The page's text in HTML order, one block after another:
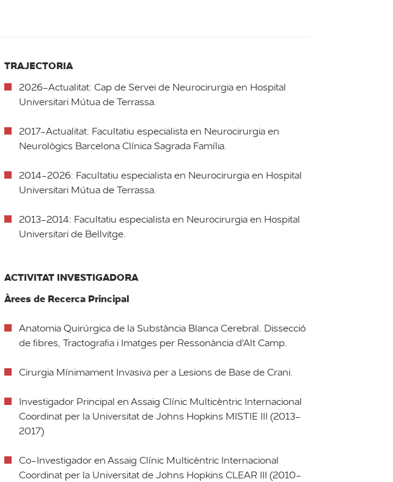
TRAJECTORIA
2026-Actualitat: Cap de Servei de Neurocirurgia en Hospital
Universitari Mútua de Terrassa.
2017-Actualitat: Facultatiu especialista en Neurocirurgia en
Neurològics Barcelona Clínica Sagrada Família.
2014-2026: Facultatiu especialista en Neurocirurgia en Hospital
Universitari Mútua de Terrassa.
2013-2014: Facultatiu especialista en Neurocirurgia en Hospital
Universitari de Bellvitge.
ACTIVITAT INVESTIGADORA
Àrees de Recerca Principal
Anatomia Quirúrgica de la Substància Blanca Cerebral. Dissecció
de fibres, Tractografia i Imatges per Ressonància d'Alt Camp.
Cirurgia Mínimament Invasiva per a Lesions de Base de Crani.
Investigador Principal en Assaig Clínic Multicèntric Internacional
Coordinat per la Universitat de Johns Hopkins MISTIE III (2013-
2017)
Co-Investigador en Assaig Clínic Multicèntric Internacional
Coordinat per la Universitat de Johns Hopkins CLEAR III (2010-